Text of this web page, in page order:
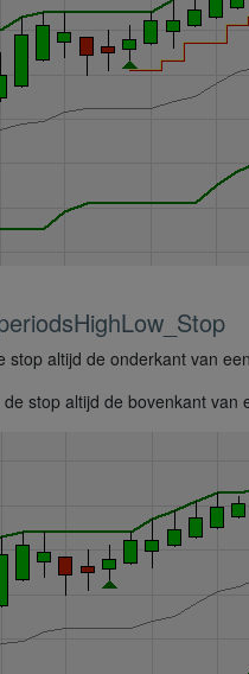
stop altijd de onderkant van
stop altijd de bovenkant